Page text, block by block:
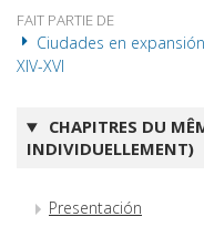
FAIT PARTIE DE
Ciudades en
XIV-XVI
CHAPITRES DU
INDIVIDUELLEMENT)
Presentación